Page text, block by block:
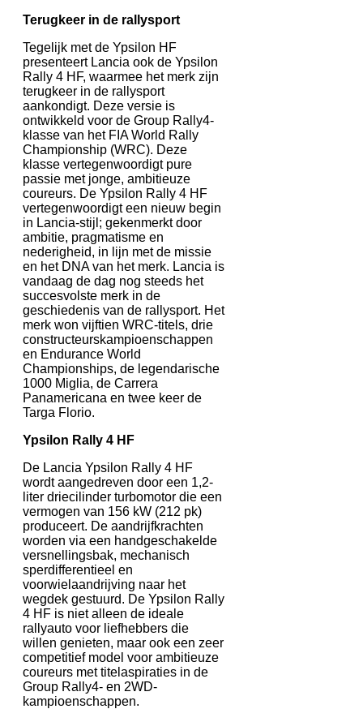
Terugkeer in de rallysport
Tegelijk met de Ypsilon HF
presenteert Lancia ook de Ypsilon
Rally 4 HF, waarmee het merk zijn
terugkeer in de rallysport
aankondigt. Deze versie is
ontwikkeld voor de Group Rally4-
klasse van het FIA World Rally
Championship (WRC). Deze
klasse vertegenwoordigt pure
passie met jonge, ambitieuze
coureurs. De Ypsilon Rally 4 HF
vertegenwoordigt een nieuw begin
in Lancia-stijl; gekenmerkt door
ambitie, pragmatisme en
nederigheid, in lijn met de missie
en het DNA van het merk. Lancia is
vandaag de dag nog steeds het
succesvolste merk in de
geschiedenis van de rallysport. Het
merk won vijftien WRC-titels, drie
constructeurskampioenschappen
en Endurance World
Championships, de legendarische
1000 Miglia, de Carrera
Panamericana en twee keer de
Targa Florio.
Ypsilon Rally 4 HF
De Lancia Ypsilon Rally 4 HF
wordt aangedreven door een 1,2-
liter driecilinder turbomotor die een
vermogen van 156 kW (212 pk)
produceert. De aandrijfkrachten
worden via een handgeschakelde
versnellingsbak, mechanisch
sperdifferentieel en
voorwielaandrijving naar het
wegdek gestuurd. De Ypsilon Rally
4 HF is niet alleen de ideale
rallyauto voor liefhebbers die
willen genieten, maar ook een zeer
competitief model voor ambitieuze
coureurs met titelaspiraties in de
Group Rally4- en 2WD-
kampioenschappen.